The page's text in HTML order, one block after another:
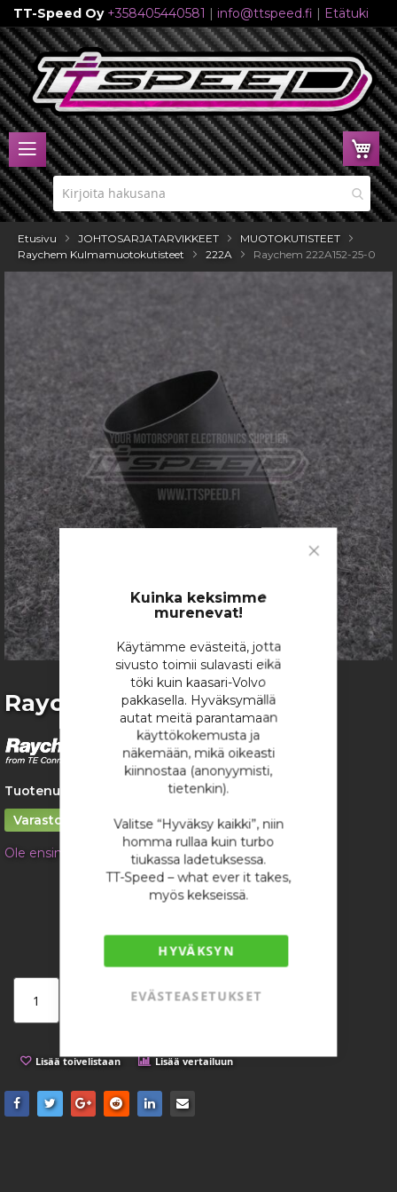
Close
Cookie
Kuinka keksimme
murenevat!
Käytämme evästeitä, jotta
sivusto toimii sulavasti eikä
töki kuin kaasari-Volvo
pakkasella. Hyväksymällä
autat meitä parantamaan
käyttökokemusta ja
näkemään, mikä oikeasti
kiinnostaa (anonyymisti,
tietenkin).
Valitse “Hyväksy kaikki”, niin
homma rullaa kuin turbo
tiukassa ladetuksessa.
TT-Speed – what ever it takes,
myös kekseissä.
HYVÄKSYN
EVÄSTEASETUKSET
TT-Speed Oy +358405440581 | info@ttspeed.fi | Etätuki
Skip
to
Content
Etusivu JOHTOSARJATARVIKKEET
MUOTOKUTISTEET
Raychem Kulmamuotokutisteet
222A Raychem 222A152-25-0
the
images
gallery
Skip
to
beginning
of
the
gallery
Raychem 222A152-25-0
Tuotenumero:
Varastossa
Ole ensimmäinen tuotteen arvostelija
18,45 €
Lisää ostoskoriin
Lisää toivelistaan Lisää vertailuun